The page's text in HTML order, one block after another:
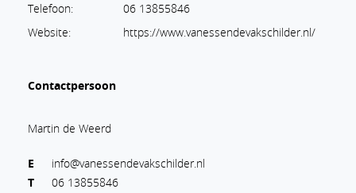
Telefoon:
06 13855846
Website:
https://www.vanessendevakschilder.nl/
Contactpersoon
Martin de Weerd
E
info@vanessendevakschilder.nl
T
06 13855846